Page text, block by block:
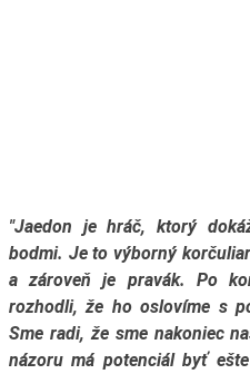
"Jaedon je hráč, ktorý
bodmi. Je to výborný
a zároveň je pravák. Po
rozhodli, že ho oslovíme s
Sme radi, že sme nakoniec
názoru má potenciál byť